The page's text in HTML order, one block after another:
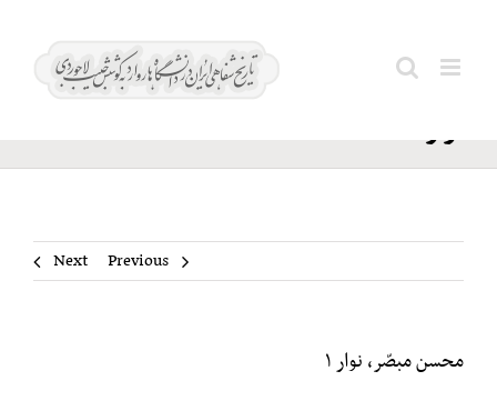
مبصّر،
نوار ۱
Previous
Next
محسن مبصّر، نوار ۱